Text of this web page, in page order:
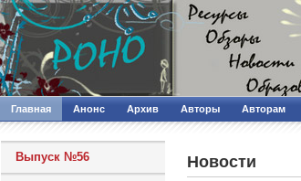
Главная Анонс Архив Авторы Авторам
Выпуск №56 Новости